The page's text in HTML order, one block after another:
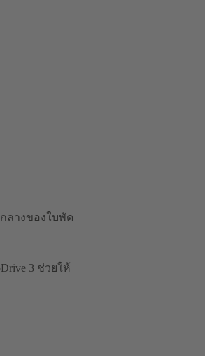
ลางของใบพัด
3 ช่วยให้